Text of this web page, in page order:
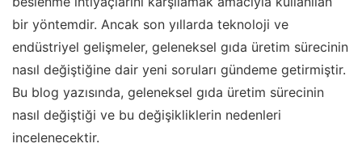
bir yöntemdir. Ancak son yıllarda teknoloji ve
endüstriyel gelişmeler, geleneksel gıda üretim sürecinin
nasıl değiştiğine dair yeni soruları gündeme getirmiştir.
Bu blog yazısında, geleneksel gıda üretim sürecinin
nasıl değiştiği ve bu değişikliklerin nedenleri
incelenecektir.